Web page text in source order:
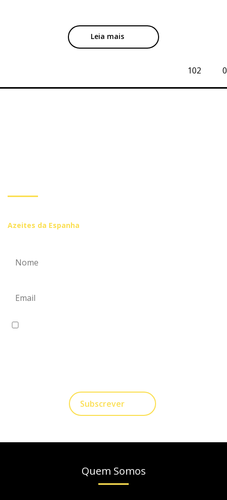
Leia mais
0
102
Subscrever
Azeites da Espanha
Quem Somos